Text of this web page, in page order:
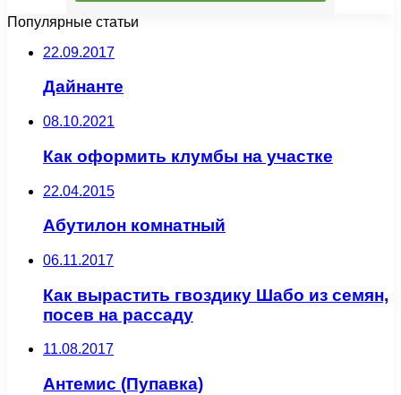
Популярные статьи
22.09.2017
Дайнанте
08.10.2021
Как оформить клумбы на участке
22.04.2015
Абутилон комнатный
06.11.2017
Как вырастить гвоздику Шабо из семян,
посев на рассаду
11.08.2017
Антемис (Пупавка)